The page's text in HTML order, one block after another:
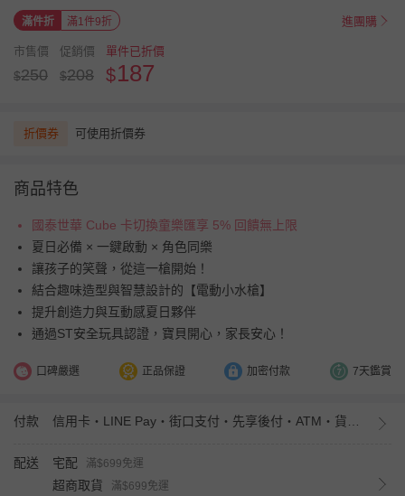
滿件折 滿1件9折 進團購
市售價
$250
促銷價
$208
單件已折價
$187
折價券 可使用折價券
商品特色
國泰世華 Cube 卡切換童樂匯享 5% 回饋無上限
夏日必備 × 一鍵啟動 × 角色同樂
讓孩子的笑聲，從這一槍開始！
結合趣味造型與智慧設計的【電動小水槍】
提升創造力與互動感夏日夥伴
通過ST安全玩具認證，寶貝開心，家長安心！
口碑嚴選 正品保證 加密付款 7天鑑賞
付款
配送 宅配 滿$699免運
超商取貨
滿$699免運